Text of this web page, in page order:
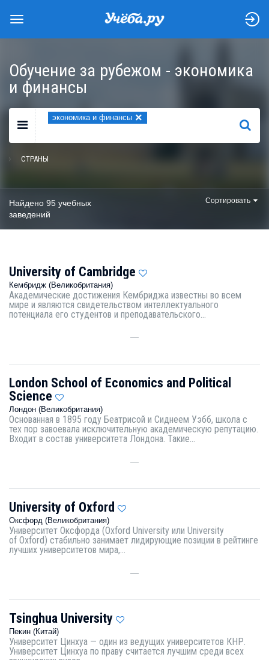
Обучение за рубежом - экономика
и финансы
экономика и финансы ×
НАЙТИ
СТРАНЫ
Найдено 95 учебных
заведений
Сортировать
University of Cambridge
Кембридж (Великобритания)
Академические достижения Кембриджа известны во всем
мире и являются свидетельством интеллектуального
потенциала его студентов и преподавательского...
—
London School of Economics and Political
Science
Лондон (Великобритания)
Основанная в 1895 году Беатрисой и Сиднеем Уэбб, школа с
тех пор завоевала исключительную академическую репутацию.
Входит в состав университета Лондона. Такие...
—
University of Oxford
Оксфорд (Великобритания)
Университет Оксфорда (Oxford University или University
of Oxford) стабильно занимает лидирующие позиции в рейтинге
лучших университетов мира,...
—
Tsinghua University
Пекин (Китай)
Университет Цинхуа — один из ведущих университетов КНР.
Университет Цинхуа по праву считается лучшим среди всех